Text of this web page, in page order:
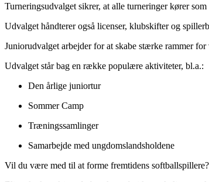
Turneringsudvalget sikrer, at alle turneringer kører
Udvalget håndterer også licenser, klubskifter og
Juniorudvalget arbejder for at skabe stærke rammer
Udvalget står bag en række populære aktiviteter, bl.a.:
Den årlige juniortur
Sommer Camp
Træningssamlinger
Samarbejde med ungdomslandsholdene
Vil du være med til at forme fremtidens softballspillere?